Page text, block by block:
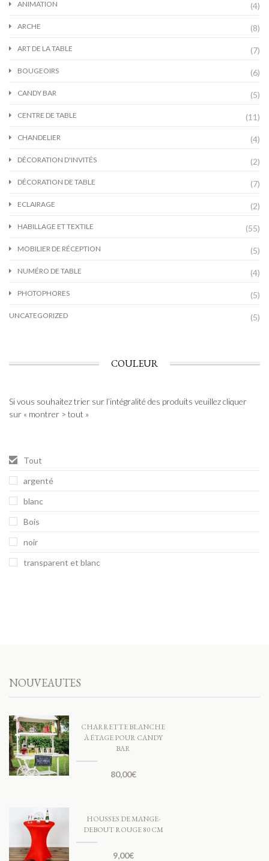
ANIMATION (4)
ARCHE (8)
ART DE LA TABLE (7)
BOUGEOIRS (6)
CANDY BAR (5)
CENTRE DE TABLE (11)
CHANDELIER (4)
DÉCORATION D'INVITÉS (2)
DÉCORATION DE TABLE (7)
ECLAIRAGE (2)
HABILLAGE ET TEXTILE (55)
MOBILIER DE RÉCEPTION (5)
NUMÉRO DE TABLE (4)
PHOTOPHORES (5)
UNCATEGORIZED (5)
COULEUR
Si vous souhaitez trier sur l’intégralité des produits veuillez cliquer
sur « montrer > tout »
Tout
argenté
blanc
Bois
noir
transparent et blanc
NOUVEAUTES
CHARRETTE BLANCHE
À ÉTAGE POUR CANDY
BAR
80,00€
HOUSSES DE MANGE-
DEBOUT ROUGE 80 CM
9,00€